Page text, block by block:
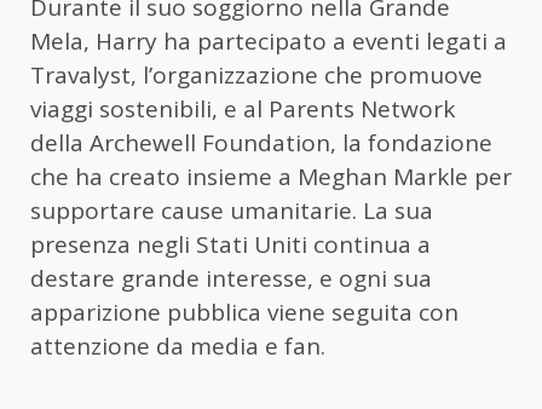
Durante il suo soggiorno nella Grande
Mela, Harry ha partecipato a eventi legati a
Travalyst, l’organizzazione che promuove
viaggi sostenibili, e al Parents Network
della Archewell Foundation, la fondazione
che ha creato insieme a Meghan Markle per
supportare cause umanitarie. La sua
presenza negli Stati Uniti continua a
destare grande interesse, e ogni sua
apparizione pubblica viene seguita con
attenzione da media e fan.